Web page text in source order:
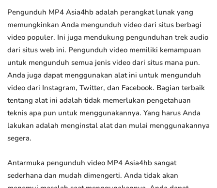
Pengunduh MP4 Asia4hb adalah perangkat lunak yang
memungkinkan Anda mengunduh video dari situs berbagi
video populer. Ini juga mendukung pengunduhan trek audio
dari situs web ini. Pengunduh video memiliki kemampuan
untuk mengunduh semua jenis video dari situs mana pun.
Anda juga dapat menggunakan alat ini untuk mengunduh
video dari Instagram, Twitter, dan Facebook. Bagian terbaik
tentang alat ini adalah tidak memerlukan pengetahuan
teknis apa pun untuk menggunakannya. Yang harus Anda
lakukan adalah menginstal alat dan mulai menggunakannya
segera.
Antarmuka pengunduh video MP4 Asia4hb sangat
sederhana dan mudah dimengerti. Anda tidak akan